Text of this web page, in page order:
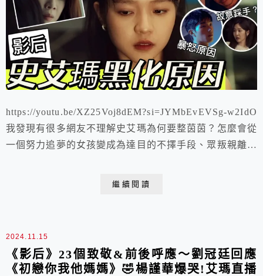
https://youtu.be/XZ25Voj8dEM?si=JYMbEvEVSg-w2IdO
我發現有很多網友不理解史艾瑪為何要整茵茵？怎麼會從
一個努力追夢的女孩變成為達目的不擇手段、眾叛親離的
繼續閱讀
2024.11.15
《影后》23個致敬&前後呼應～劉冠廷回應
《初戀你我他媽媽》🤣楊謹華爆哭!艾瑪直播